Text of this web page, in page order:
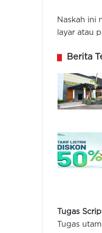
Naskah ini
layar atau
Berita
Tugas
Tugas